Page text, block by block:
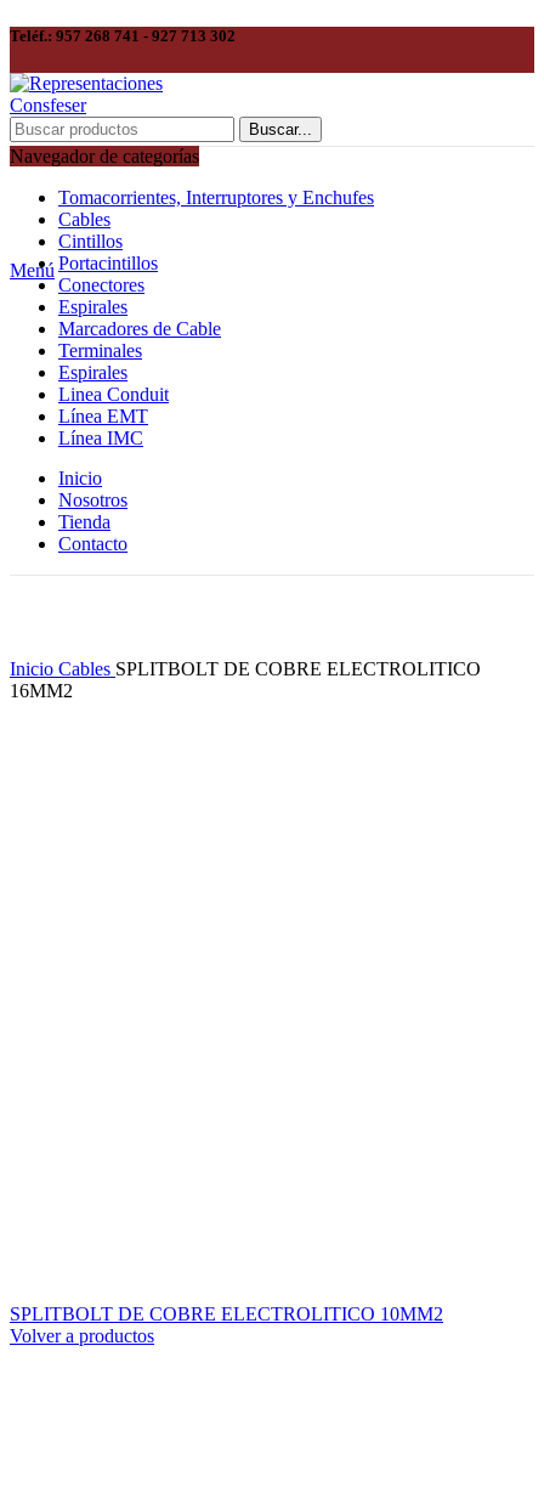
Teléf.: 957 268 741 - 927 713 302
Buscar...
Menú
Navegador de categorías
Tomacorrientes, Interruptores y Enchufes
Cables
Cintillos
Portacintillos
Conectores
Espirales
Marcadores de Cable
Terminales
Espirales
Linea Conduit
Línea EMT
Línea IMC
Inicio
Nosotros
Tienda
Contacto
Inicio Cables SPLITBOLT DE COBRE ELECTROLITICO
16MM2
SPLITBOLT DE COBRE ELECTROLITICO 10MM2
Volver a productos